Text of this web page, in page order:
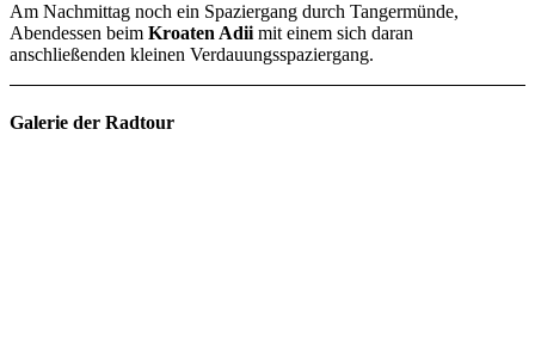
Am Nachmittag noch ein Spaziergang durch Tangermünde,
Abendessen beim Kroaten Adiimit einem sich daran
anschließenden kleinen Verdauungsspaziergang.
Galerie der Radtour